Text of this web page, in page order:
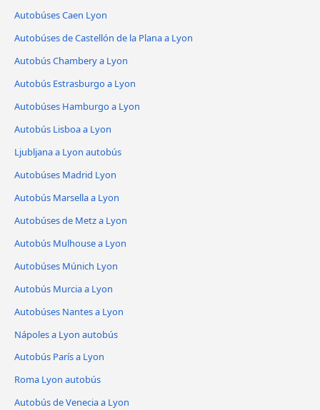
Autobúses Caen Lyon
Autobúses de Castellón de la Plana a Lyon
Autobús Chambery a Lyon
Autobús Estrasburgo a Lyon
Autobúses Hamburgo a Lyon
Autobús Lisboa a Lyon
Ljubljana a Lyon autobús
Autobúses Madrid Lyon
Autobús Marsella a Lyon
Autobúses de Metz a Lyon
Autobús Mulhouse a Lyon
Autobúses Múnich Lyon
Autobús Murcia a Lyon
Autobúses Nantes a Lyon
Nápoles a Lyon autobús
Autobús París a Lyon
Roma Lyon autobús
Autobús de Venecia a Lyon